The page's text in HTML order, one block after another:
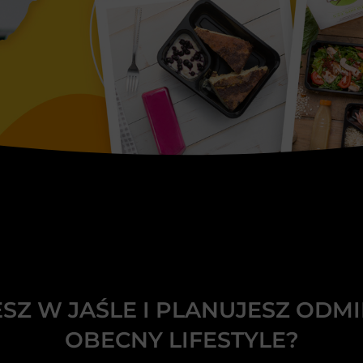
W JAŚLE I PLANUJESZ
OBECNY LIFESTYLE?